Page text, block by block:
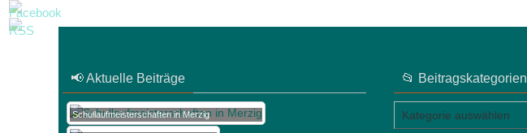
📢 Aktuelle Beiträge
Schullaufmeisterschaften in Merzig
📂 Beitragskategorien
📂
Beitragskategorien